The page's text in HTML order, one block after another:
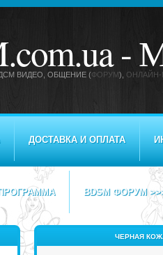
-
ВИДЕО , ОБЩЕНИЕ (ФОРУМ), ОНЛАЙН-
ДОСТАВКА И ОПЛАТА
BDSM ФОРУМ
ЧЕРНАЯ